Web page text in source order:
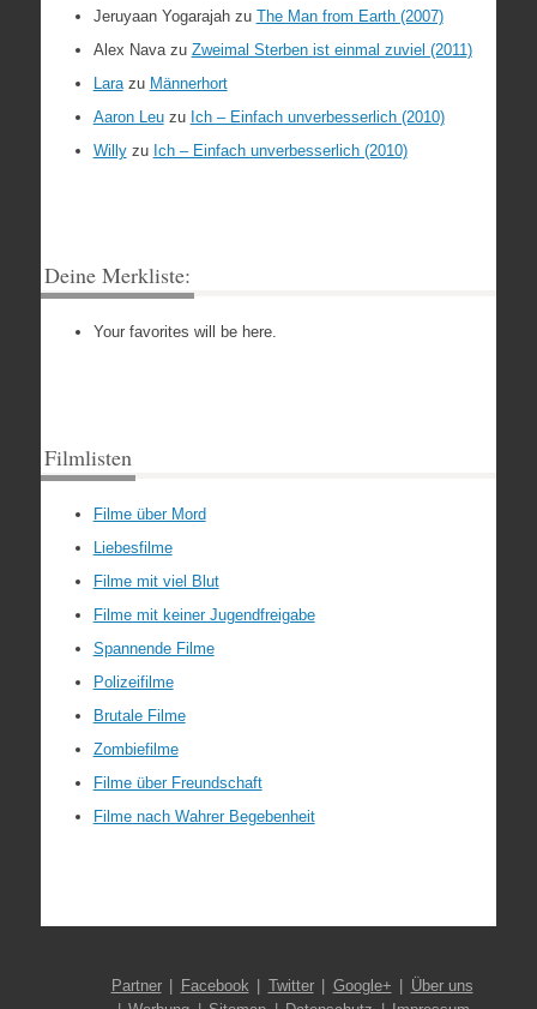
Jeruyaan Yogarajahzu The Man from Earth (2007)
Alex Navazu Zweimal Sterben ist einmal zuviel (2011)
Larazu Männerhort
Aaron Leuzu Ich – Einfach unverbesserlich (2010)
Willyzu Ich – Einfach unverbesserlich (2010)
Deine Merkliste:
Your favorites will be here.
Filmlisten
Filme über Mord
Liebesfilme
Filme mit viel Blut
Filme mit keiner Jugendfreigabe
Spannende Filme
Polizeifilme
Brutale Filme
Zombiefilme
Filme über Freundschaft
Filme nach Wahrer Begebenheit
Partner Facebook Twitter Google+
Über uns